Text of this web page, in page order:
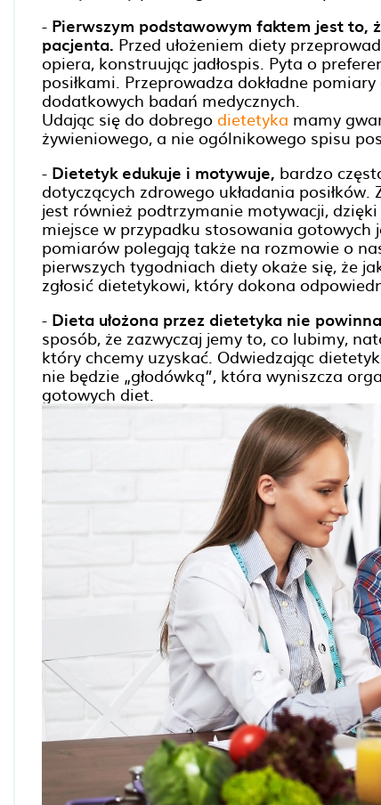
- Pierwszym podstawowym faktem jest to,
pacjenta. Przed ułożeniem diety
opiera, konstruując jadłospis. Pyta o
posiłkami. Przeprowadza dokładne
dodatkowych badań medycznych.
Udając się do dobrego dietetyka mamy
żywieniowego, a nie ogólnikowego spisu
- Dietetyk edukuje i motywuje, bardzo
dotyczących zdrowego układania
jest również podtrzymanie motywacji,
miejsce w przypadku stosowania
pomiarów polegają także na rozmowie o
pierwszych tygodniach diety okaże się, że
zgłosić dietetykowi, który dokona
- Dieta ułożona przez dietetyka nie
sposób, że zazwyczaj jemy to, co lubimy,
który chcemy uzyskać. Odwiedzając
nie będzie „głodówką”, która wyniszcza
gotowych diet.